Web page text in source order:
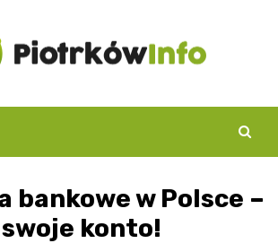
bankowe w Polsce –
konto!